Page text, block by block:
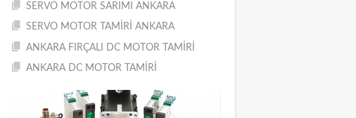
SERVO MOTOR SARIMI ANKARA
SERVO MOTOR TAMİRİ ANKARA
ANKARA FIRÇALI DC MOTOR TAMİRİ
ANKARA DC MOTOR TAMİRİ